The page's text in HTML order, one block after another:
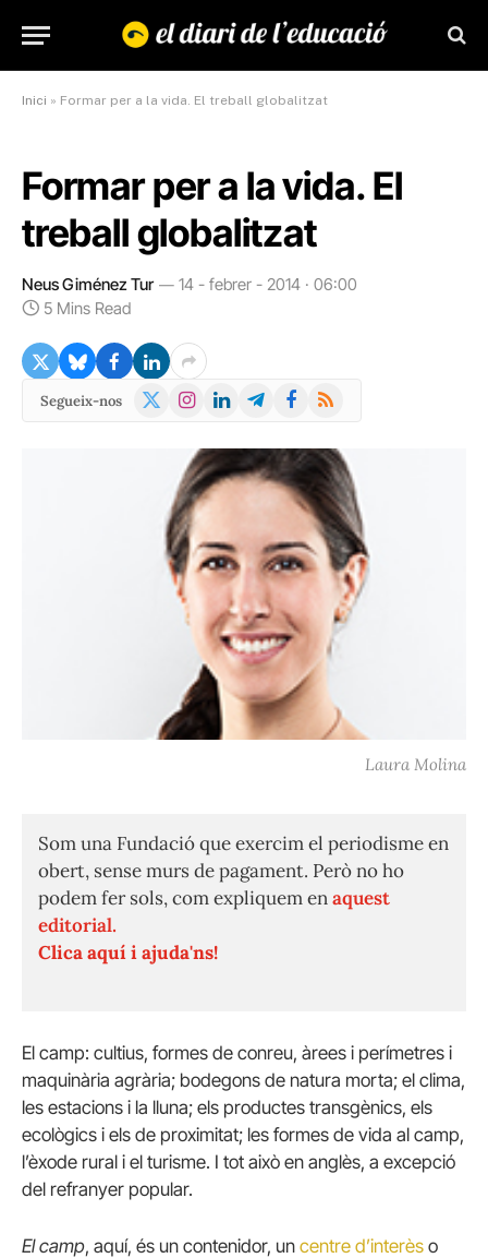
Inici » Formar per a la vida. El treball globalitzat
Formar per a la vida. El
treball globalitzat
Neus Giménez Tur
14 - febrer - 2014 · 06:00
5 Mins Read
Segueix-nos
X
Instagram
LinkedInTelegramFacebook
RSS
Laura Molina
Som una Fundació que exercim el periodisme en
obert, sense murs de pagament. Però no ho
podem fer sols, com expliquem enaquest
editorial.
Clica aquí i ajuda'ns!
El camp: cultius, formes de conreu, àrees i perímetres i
maquinària agrària; bodegons de natura morta; el clima,
les estacions i la lluna; els productes transgènics, els
ecològics i els de proximitat; les formes de vida al camp,
l’èxode rural i el turisme. I tot això en anglès, a excepció
del refranyer popular.
El camp, aquí, és un contenidor, un centre d’interès o